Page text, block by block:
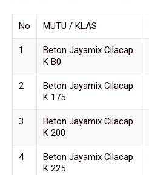
No MUTU / KLAS
1
Beton Jayamix Cilacap
K B0
2
Beton Jayamix Cilacap
K 175
3
Beton Jayamix Cilacap
K 200
4
Beton Jayamix Cilacap
K 225